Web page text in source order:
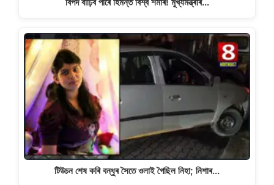
টিউচন শেষ কৰি বন্ধুৰ সৈতে ওলাই গৈছিল নিহা; নিশাৰ…